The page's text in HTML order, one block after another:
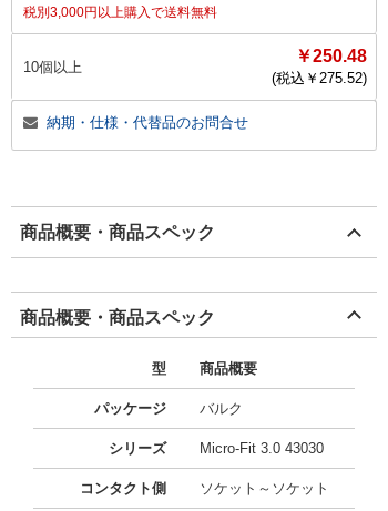
税別3,000円以上購入で送料無料
10個以上
￥250.48
(税込￥ 275.52)
納期・仕様・代替品のお問合せ
商品概要・商品スペック
商品概要・商品スペック
型 商品概要
パッケージ バルク
シリーズ Micro-Fit 3.0 43030
コンタクト側 ソケット～ソケット